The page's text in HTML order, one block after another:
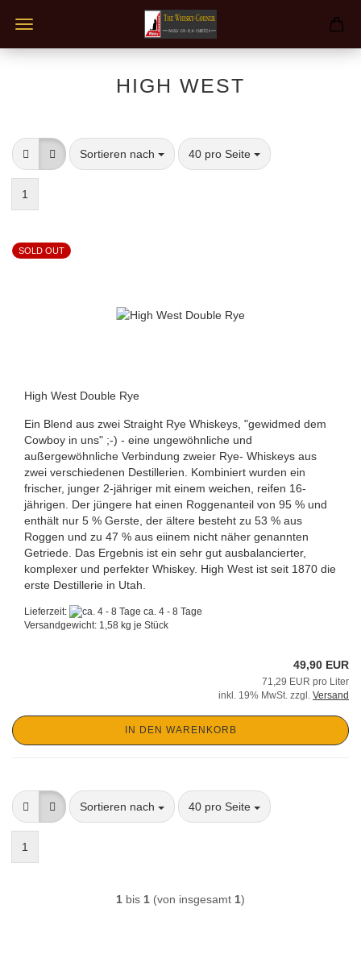
HIGH WEST
Sortieren nach
Sortieren nach 40 pro Seite
pro Seite
1
SOLD OUT
High West Double Rye
Ein Blend aus zwei Straight Rye Whiskeys, "gewidmed dem
Cowboy in uns" ;-) - eine ungewöhnliche und
außergewöhnliche Verbindung zweier Rye- Whiskeys aus
zwei verschiedenen Destillerien. Kombiniert wurden ein
frischer, junger 2-jähriger mit einem weichen, reifen 16-
jährigen. Der jüngere hat einen Roggenanteil von 95 % und
enthält nur 5 % Gerste, der ältere besteht zu 53 % aus
Roggen und zu 47 % aus eiinem nicht näher genannten
Getriede. Das Ergebnis ist ein sehr gut ausbalancierter,
komplexer und perfekter Whiskey. High West ist seit 1870 die
erste Destillerie in Utah.
Lieferzeit:
ca. 4 - 8 Tage
Versandgewicht: 1,58 kg je Stück
49,90 EUR
71,29 EUR pro Liter
inkl. 19% MwSt. zzgl. Versand
IN DEN WARENKORB
Sortieren nach
Sortieren nach 40 pro Seite
pro Seite
1
1 bis 1 (von insgesamt 1)